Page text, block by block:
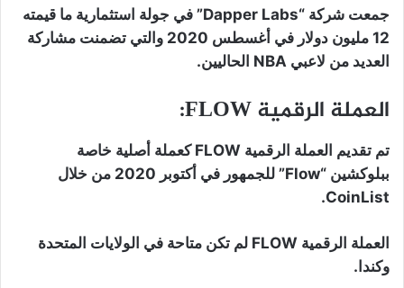
جمعت شركة “Dapper Labs” في جولة استثمارية ما قيمته
12 مليون دولار في أغسطس 2020 والتي تضمنت مشاركة
العديد من لاعبي NBA الحاليين.
العملة الرقمية FLOW:
تم تقديم العملة الرقمية FLOW كعملة أصلية خاصة
ببلوكشين “Flow” للجمهور في أكتوبر 2020 من خلال
CoinList.
العملة الرقمية FLOW لم تكن متاحة في الولايات المتحدة
وكندا.